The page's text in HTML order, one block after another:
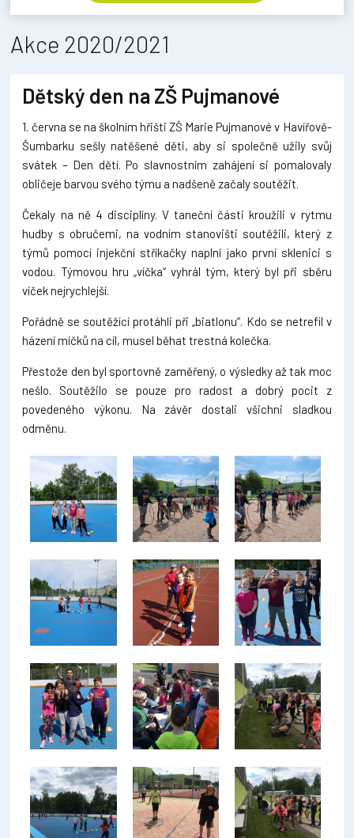
Akce 2020/2021
Dětský den na ZŠ Pujmanové
1. června se na školním hřišti ZŠ Marie Pujmanové v Havířově-
Šumbarku sešly natěšené děti, aby si společně užily svůj
svátek – Den dětí. Po slavnostním zahájení si pomalovaly
obličeje barvou svého týmu a nadšeně začaly soutěžit.
Čekaly na ně 4 disciplíny. V taneční části kroužili v rytmu
hudby s obručemi, na vodním stanovišti soutěžili, který z
týmů pomocí injekční stříkačky naplní jako první sklenici s
vodou. Týmovou hru „víčka“ vyhrál tým, který byl při sběru
víček nejrychlejší.
Pořádně se soutěžící protáhli při „biatlonu“. Kdo se netrefil v
házení míčků na cíl, musel běhat trestná kolečka.
Přestože den byl sportovně zaměřený, o výsledky až tak moc
nešlo. Soutěžilo se pouze pro radost a dobrý pocit z
povedeného výkonu. Na závěr dostali všichni sladkou
odměnu.